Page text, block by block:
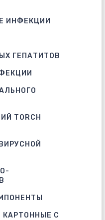
ИНФЕКЦИИ
ГЕПАТИТОВ
TORCH
С